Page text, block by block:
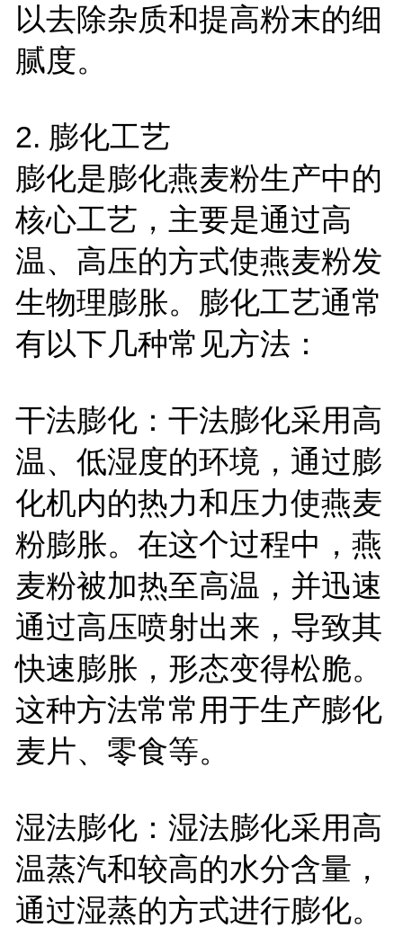
以去除杂质和提高粉末的细
腻度。
2. 膨化工艺
膨化是膨化燕麦粉生产中的
核心工艺，主要是通过高
温、高压的方式使燕麦粉发
生物理膨胀。膨化工艺通常
有以下几种常见方法：
干法膨化：干法膨化采用高
温、低湿度的环境，通过膨
化机内的热力和压力使燕麦
粉膨胀。在这个过程中，燕
麦粉被加热至高温，并迅速
通过高压喷射出来，导致其
快速膨胀，形态变得松脆。
这种方法常常用于生产膨化
麦片、零食等。
湿法膨化：湿法膨化采用高
温蒸汽和较高的水分含量，
通过湿蒸的方式进行膨化。